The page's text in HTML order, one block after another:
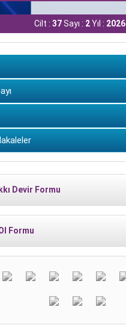
Cilt :37Sayı : 2Yıl : 2026
Devir Formu
Formu